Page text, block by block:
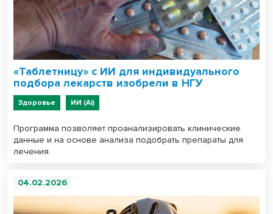
«Таблетницу» с ИИ для индивидуального
подбора лекарств изобрели в НГУ
Здоровье ИИ (Ai)
Программа позволяет проанализировать клинические
данные и на основе анализа подобрать препараты для
лечения.
04.02.2026